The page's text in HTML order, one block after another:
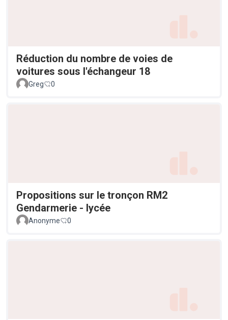
Réduction du nombre de voies de
voitures sous l'échangeur 18
Greg 0
Propositions sur le tronçon RM2
Gendarmerie - lycée
Anonyme 0